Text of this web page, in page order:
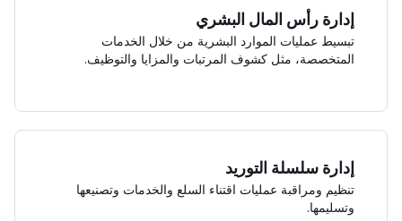
إدارة رأس المال البشري
تبسيط عمليات الموارد البشرية من خلال الخدمات
المتخصصة، مثل كشوف المرتبات والمزايا والتوظيف.
إدارة سلسلة التوريد
تنظيم ومراقبة عمليات اقتناء السلع والخدمات وتصنيعها
وتسليمها.